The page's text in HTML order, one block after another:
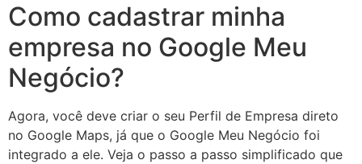
Como cadastrar minha
empresa no Google Meu
Negócio?
Agora, você deve criar o seu Perfil de Empresa direto
no Google Maps, já que o Google Meu Negócio foi
integrado a ele. Veja o passo a passo simplificado que